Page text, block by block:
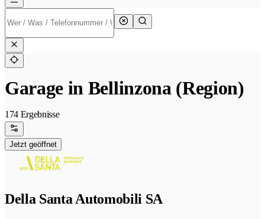
Garage in Bellinzona (Region)
174 Ergebnisse
Jetzt geöffnet
Della Santa Automobili SA